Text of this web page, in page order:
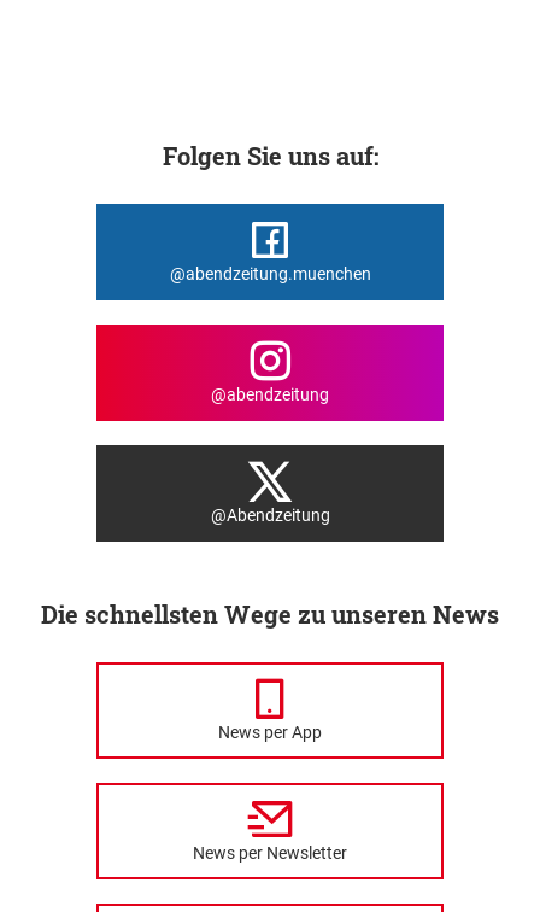
Folgen Sie uns auf:
@abendzeitung.muenchen
@abendzeitung
@Abendzeitung
Die schnellsten Wege zu unseren News
News per App
News per Newsletter